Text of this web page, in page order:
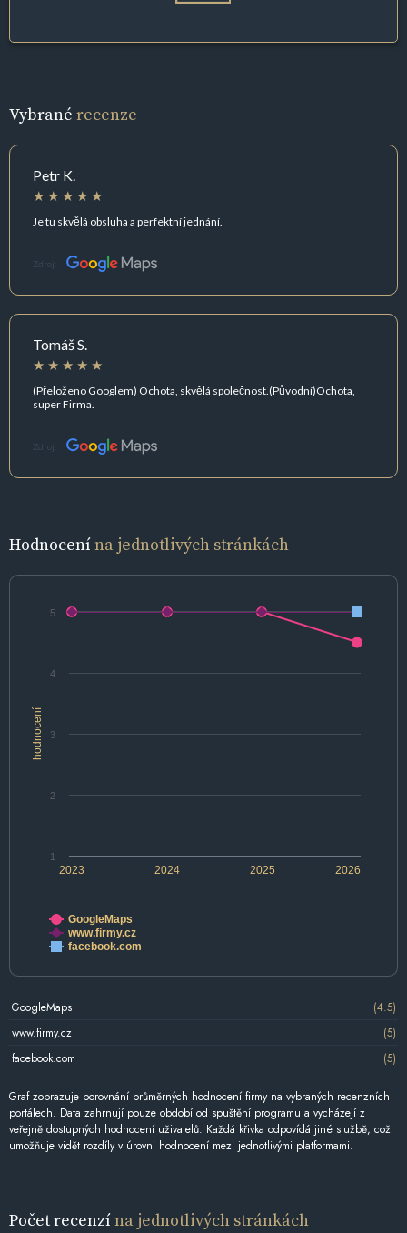
Vybrané recenze
Petr K.
Je tu skvělá obsluha a perfektní jednání.
Zdroj:
Tomáš S.
(Přeloženo Googlem) Ochota, skvělá společnost.(Původní)Ochota,
super Firma.
Zdroj:
Hodnocenína jednotlivých stránkách
hodnocení
2024 2026
2023 2025
1
2
3
4
5
GoogleMaps
www.firmy.cz
facebook.com
GoogleMaps
(4.5)
www.firmy.cz
(5)
facebook.com
(5)
Graf zobrazuje porovnání průměrných hodnocení firmy na vybraných recenzních
portálech. Data zahrnují pouze období od spuštění programu a vycházejí z
veřejně dostupných hodnocení uživatelů. Každá křivka odpovídá jiné službě, což
umožňuje vidět rozdíly v úrovni hodnocení mezi jednotlivými platformami.
Počet recenzína jednotlivých stránkách